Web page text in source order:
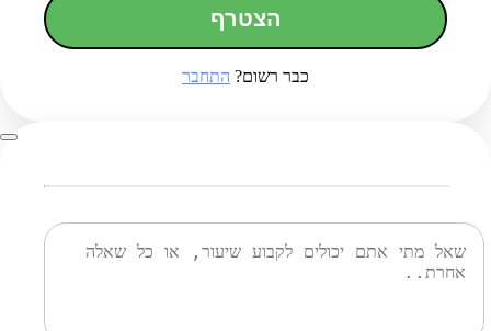
הצטרף
כבר רשום? התחבר